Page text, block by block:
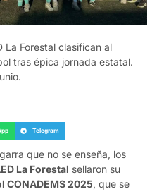
La Forestal clasifican al
tras épica jornada estatal.
Telegram
que no se enseña, los
La Forestal sellaron su
CONADEMS 2025, que se